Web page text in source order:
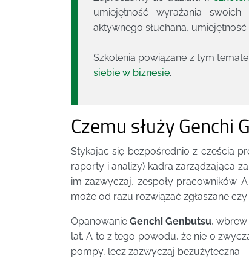
umiejętność wyrażania
aktywnego słuchana,
Szkolenia powiązane z tym
siebie w biznesie.
Czemu służy Genchi
Stykając się bezpośrednio z częścią
raporty i analizy) kadra zarządzająca
im zazwyczaj, zespoły pracowników.
może od razu rozwiązać zgłaszane
OpanowanieGenchi Genbutsu,
lat. A to z tego powodu, że nie o
pompy, lecz zazwyczaj bezużyteczna.